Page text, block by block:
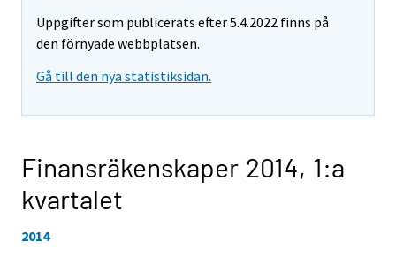
Uppgifter som publicerats efter 5.4.2022 finns på
den förnyade webbplatsen.
Gå till den nya statistiksidan.
Finansräkenskaper 2014, 1:a
kvartalet
2014